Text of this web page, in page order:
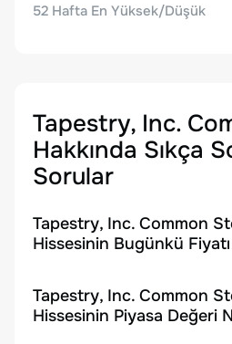
52 Hafta En Yüksek/Düşük
Tapestry, Inc.
Hakkında Sıkça
Sorular
Tapestry, Inc. Common
Hissesinin Bugünkü
Tapestry, Inc. Common
Hissesinin Piyasa Değeri